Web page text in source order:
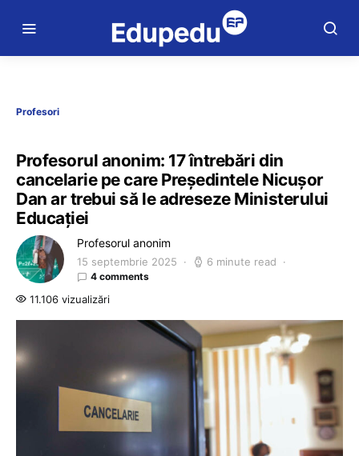
Profesori
Profesorul anonim: 17 întrebări din
cancelarie pe care Președintele Nicușor
Dan ar trebui să le adreseze Ministerului
Educației
Profesorul anonim
15 septembrie 2025 6 minute read
4 comments
11.106 vizualizări